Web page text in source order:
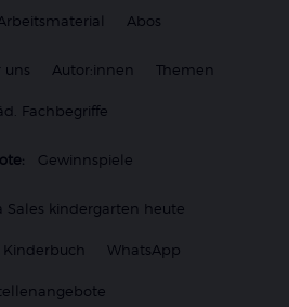
Abos
uns Autor:innen Themen
Fachbegriffe
Gewinnspiele
Sales kindergarten heute
Kinderbuch WhatsApp